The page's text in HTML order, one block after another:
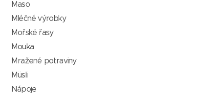
Maso
Mléčné výrobky
Mořské řasy
Mouka
Mražené potraviny
Müsli
Nápoje